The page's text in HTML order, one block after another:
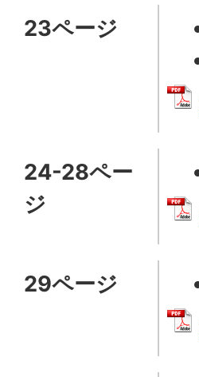
23ページ
24-28ペー
ジ
29ページ